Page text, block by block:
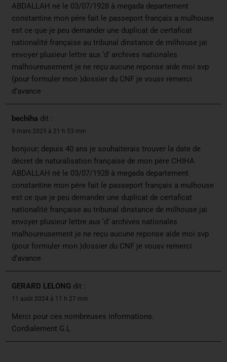
ABDALLAH né le 03/07/1928 à megada departement
constantine mon pére fait le passeport français a mulhouse
est ce que je peu demander une duplicat de certaficat
nationalité française au tribunal dinstance de milhouse jai
envoyer plusieur lettre aux ‘d’ archives nationales
malhoureusement je ne reçu aucune reponse aide moi svp
(pour formuler mon )dossier du CNF je vousv remerci
d’avance
bechiha dit :
9 mars 2025 à 21 h 53 min
bonjour; depuis 40 ans je souhaiterais trouver la date de
décret de naturalisation française de mon pére CHIHA
ABDALLAH né le 03/07/1928 à megada departement
constantine mon pére fait le passeport français a mulhouse
est ce que je peu demander une duplicat de certaficat
nationalité française au tribunal dinstance de milhouse jai
envoyer plusieur lettre aux ‘d’ archives nationales
malhoureusement je ne reçu aucune reponse aide moi svp
(pour formuler mon )dossier du CNF je vousv remerci
d’avance
GERARD LELONG dit :
11 août 2024 à 11 h 27 min
Merci pour ces nombreuses informations.
Cordialement G.L